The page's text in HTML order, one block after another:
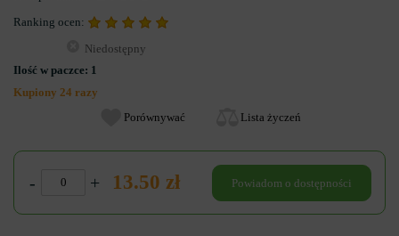
Ranking ocen:
Niedostępny
Ilość w paczce: 1
Kupiony 24 razy
Porównywać
Lista życzeń
- + 13.50 zł Powiadom o dostępności